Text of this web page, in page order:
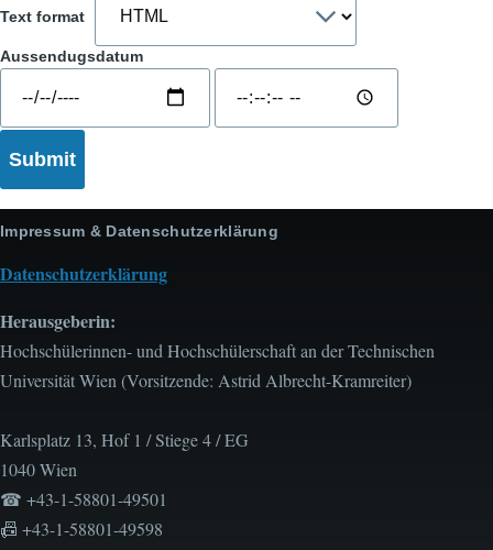
Text format
Aussendugsdatum
Date
Time
Impressum & Datenschutzerklärung
Datenschutzerklärung
Herausgeberin:
Hochschülerinnen- und Hochschülerschaft an der Technischen
Universität Wien (Vorsitzende: Astrid Albrecht-Kramreiter)
Karlsplatz 13, Hof 1 / Stiege 4 / EG
1040 Wien
☎ +43-1-58801-49501
📠 +43-1-58801-49598